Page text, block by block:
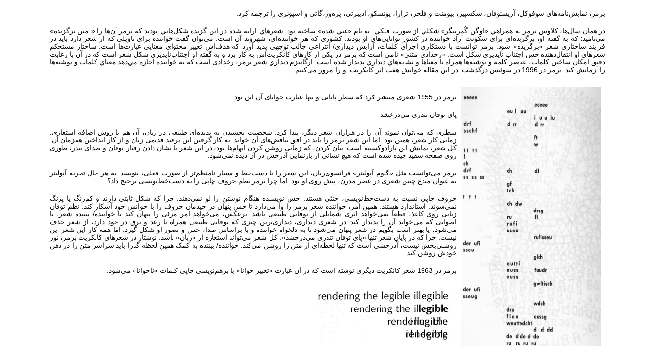
برمر، نمایش‌نامه‌های سوفوکل، آریستوفان، شکسپیر، بیومنت و فلچر، تزارا، یونسکو، ادیبرتی،‌‍ پره‌ور،‌گاتی و اسپوئری را ترجمه کرد.
در همان سال‌ها، كلاوس برمر به همراهي «اوگن گُمرينگر» شكلي از صورت فلكي به نام «غني شده» ساخته بود. شعرهاي ارايه شده در اين گزيده شكل‌هايي بودند که برمر آن‌ها را « متن‌ برگزیده»
می‌نامید؛ كه به گفته او، برگزیده‌ای براي سکونت آزاد خواننده در كشور توانايي‌هاي او بودند. كشوری كه هر خوانند‌ه‌ای، شهروند آن است. می‌توان گفت خواننده براي تاويلي كه از شعر دارد باید در
فرايند ساختاری شعر «برگزیده» شود. برمر توانست با دستكاري اجزای كلمات، آرايش ديداري/ انتزاعي جالب توجهی پدید آورد كه هدف‌اش تغییر محتواي معنايي عبارت‌ها است. ساختار مستحكم
شعرهاي او انتقال‌دهنده حس اجتناب ناپذيري شكل است. «رخدادی متني» نامي است كه برمر در يكي از کارهای کانکریت‌اش به کار برد و به گفته او اجتناب‌ناپذيري شکل شعر است که در آن با رعايت
دقيق امکان ساختن كلمات، عناصر كلمه و نوشته‌ها همراه با معناها و نشانه‌هاي ديداري‌ پديدار شده است. ارگانيزم ديداري شعر برمر، رخدادی است که به خواننده اجازه مي‌دهد معناي كلمات و نوشته‌ها
را آزمایش کند. برمر در 1996 در سوئیس درگذشت. در این مقاله خوانش هفت اثر کانکریت او را مرور می‌کنیم:
برمر در 1955 شعری منتشر کرد که سطر پایانی و تنها عبارت خوانای آن این بود:
پای توفان تندری می‌درخشد
سطری که می‌توان نمونه آن را در هزاران شعر دیگر، پیدا کرد. شخصیت بخشیدن به پدیده‌ای طبیعی در زبان، آن هم با روش اضافه استعاری.
زمانی کار شعر، همین بود. اما این شعر برمر را باید در افق تناقض‌های آن خواند. به کار گرفتن این ترفند قدیمی زبان و از کار انداختن همزمان آن.
کل شعر، نمایش این پارادوکسیته است. بیان کردن، که زمانی روشن کردن ابهام‌ها بود، در این شعر با نشان دادن رفتار توفان و صدای تندر، طوری
روی صفحه سفید چیده شده است که هیچ نشانی از بازنمایی آذرخش در آن دیده نمی‌شود.
برمر می‌توانست مثل «گیوم آپولینر» فرانسوی‌زبان، این شعر را با دست‌خط و بسیار نامنظم‌تر از صورت فعلی، بنویسد. به هر حال تجربه آپولینر
به عنوان مبدع چنین شعری در عصر مدرن، پیش روی او بود. اما چرا برمر نظم حروف چاپی را به دست‌خط‌نویسی ترجیح داد؟
حروف چاپی نسبت به دست‌خط‌نویسی، خنثی‌ هستند. حس نویسنده هنگام نوشتن را لو نمی‌دهند. چرا که شکل ثابتی دارند و کم‌رنگ یا پرنگ
نمی‌شوند. استاندارد هستند. همین امر، خواننده شعر برمر را وا می‌دارد تا حس پنهان در چیدمان حروف را با خوانش خود آشکار کند. نظم توفان
زبانی روی کاغذ، قطعاً نمی‌خواهد اثری شمایلی از توفانی طبیعی باشد. برعکس، می‌خواهد امر مرئی را پنهان کند تا خواننده/ بیننده شعر، با
اصواتی که می‌خواند آن را پدیدار کند. در شعری دیداری، دیداری‌ترین چیزی که توفانی طبیعی همراه با رعد و برق در خود دارد، از شعر حذف
می‌شود، یا بهتر است بگویم در شعر پنهان می‌شود تا به دلخواه خواننده و با براساس صدا، حس و تصور او شکل گیرد. اما همه کار این شعر این
نیست. چرا که در پایان شعر تنها «پای توفان تندری می‌درخشد». کل شعر می‌تواند استعاره از «زبان» باشد. نوشتار در شعرهای کانکریت برمر، نور
روشنی‌بخش نیست، آذرخشی است که تنها لحظه‌ای از متن را روشن می‌کند. خواننده/ بیننده به کمک همین لحظه گذرا باید سراسر متن را در ذهن
خودش روشن کند.
برمر در 1963 شعر کانکریت دیگری نوشته است که در آن عبارت «تعبیر خوانا» با برهم‌نویسی چاپی کلمات «ناخوانا» می‌شود.